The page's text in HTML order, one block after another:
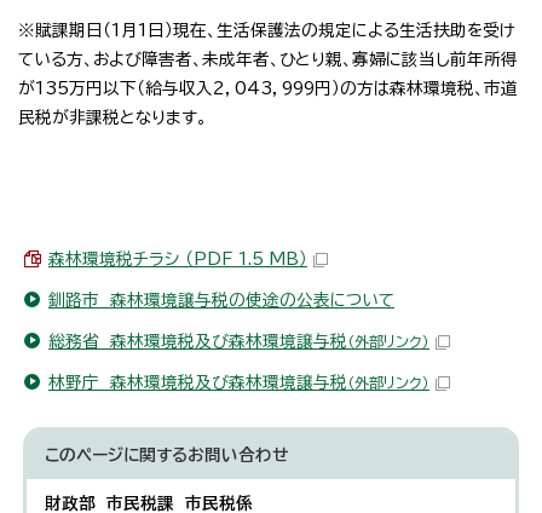
※賦課期日（1月1日）現在、生活保護法の規定による生活扶助を受け
ている方、および障害者、未成年者、ひとり親、寡婦に該当し前年所得
が135万円以下（給与収入2，043，999円）の方は森林環境税、市道
民税が非課税となります。
森林環境税チラシ （PDF 1.5 MB）
釧路市 森林環境譲与税の使途の公表について
総務省 森林環境税及び森林環境譲与税 （外部リンク）
林野庁 森林環境税及び森林環境譲与税 （外部リンク）
このページに関するお問い合わせ
財政部 市民税課 市民税係